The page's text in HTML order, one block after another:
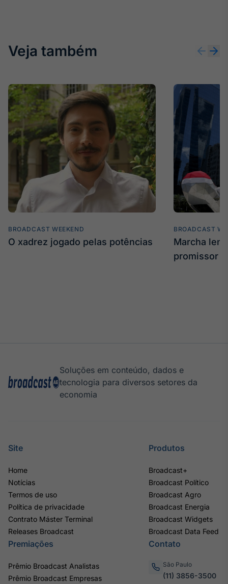
Em breve
Tokenização
de ativos
Em breve
Veja também
BROADCAST WEEKEND
O xadrez jogado pelas potências
BROADCAST
Marcha
promissor
Soluções em conteúdo, dados e
tecnologia para diversos setores da
economia
Site
Home
Notícias
Termos de uso
Política de privacidade
Contrato Máster Terminal
Releases Broadcast
Produtos
Broadcast+
Broadcast Político
Broadcast Agro
Broadcast Energia
Broadcast Widgets
Broadcast Data Feed
Premiações
Prêmio Broadcast Analistas
Prêmio Broadcast Empresas
Contato
São Paulo
(11) 3856-3500